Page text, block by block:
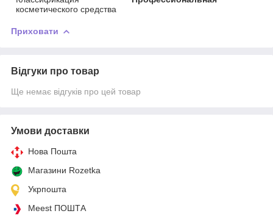
косметического средства
Приховати
Відгуки про товар
Ще немає відгуків про цей товар
Умови доставки
Нова Пошта
Магазини Rozetka
Укрпошта
Meest ПОШТА